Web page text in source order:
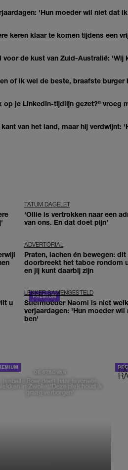
'Hun moeder wil niet dat
keren klaar te komen tijdens een
de kust van Zuid-Australië: 'Wij
of ik wel de beste, braafste burger
op je LinkedIn-tijdlijn gezet?" vroeg
van het land, maar hij verdwijnt:
TATUM DAGELET
'Ollie is vertrokken naar een
van ons. En dat doet pijn’
ADVERTORIAL
Praten, lachen én bewegen: dit
doorbreekt het taboe rondom
en jij kunt daarbij zijn
u
LEKKER SAMENGESTELD
Stiefmoeder Naomi is niet
verjaardagen: 'Hun moeder wil
ben'
DE STAD VAN
Isabelle Boer deelt haar favoriete
in Zwolle: 'Deze plek houd ik
graag verborgen'